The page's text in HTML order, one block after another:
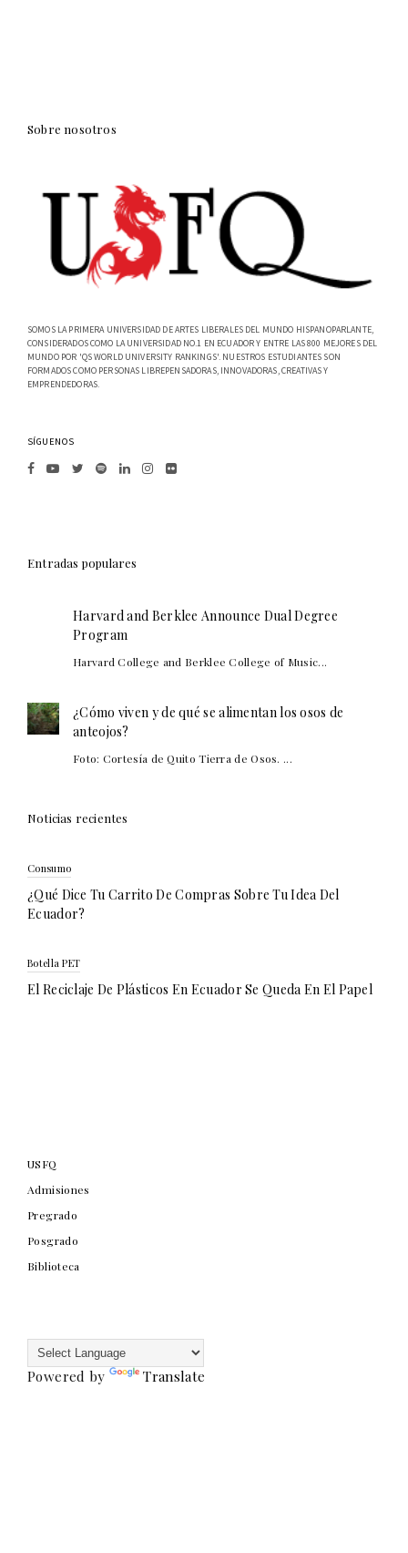
Sobre nosotros
SOMOS LA PRIMERA UNIVERSIDAD DE ARTES LIBERALES DEL MUNDO HISPANOPARLANTE,
CONSIDERADOS COMO LA UNIVERSIDAD NO.1 EN ECUADOR Y ENTRE LAS 800 MEJORES DEL
MUNDO POR 'QS WORLD UNIVERSITY RANKINGS'. NUESTROS ESTUDIANTES SON
FORMADOS COMO PERSONAS LIBREPENSADORAS, INNOVADORAS, CREATIVAS Y
EMPRENDEDORAS.
SÍGUENOS
Entradas populares
Harvard and Berklee Announce Dual Degree
Program
Harvard College and Berklee College of Music...
¿Cómo viven y de qué se alimentan los osos de
anteojos?
Foto: Cortesía de Quito Tierra de Osos. ...
Noticias recientes
Consumo
¿Qué Dice Tu Carrito De Compras Sobre Tu Idea Del
Ecuador?
Botella PET
El Reciclaje De Plásticos En Ecuador Se Queda En El Papel
USFQ
Admisiones
Pregrado
Posgrado
Biblioteca
Powered by Translate